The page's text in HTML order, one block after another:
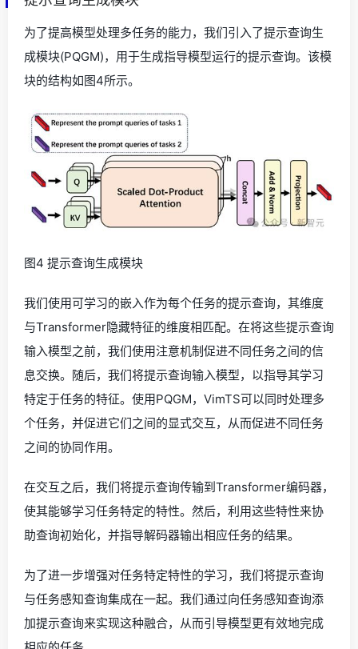
为了提高模型处理多任务的能力，我们引入了提示查询生
成模块(PQGM)，用于生成指导模型运行的提示查询。该模
块的结构如图4所示。
图4 提示查询生成模块
我们使用可学习的嵌入作为每个任务的提示查询，其维度
与Transformer隐藏特征的维度相匹配。在将这些提示查询
输入模型之前，我们使用注意机制促进不同任务之间的信
息交换。随后，我们将提示查询输入模型，以指导其学习
特定于任务的特征。使用PQGM，VimTS可以同时处理多
个任务，并促进它们之间的显式交互，从而促进不同任务
之间的协同作用。
在交互之后，我们将提示查询传输到Transformer编码器，
使其能够学习任务特定的特性。然后，利用这些特性来协
助查询初始化，并指导解码器输出相应任务的结果。
为了进一步增强对任务特定特性的学习，我们将提示查询
与任务感知查询集成在一起。我们通过向任务感知查询添
加提示查询来实现这种融合，从而引导模型更有效地完成